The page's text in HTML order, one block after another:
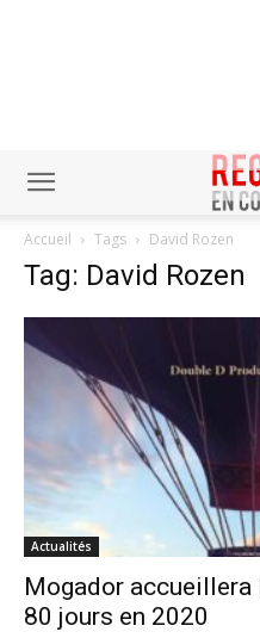
Accueil Tags David Rozen
Tag: David Rozen
Actualités
Mogador accueillera
80 jours en 2020